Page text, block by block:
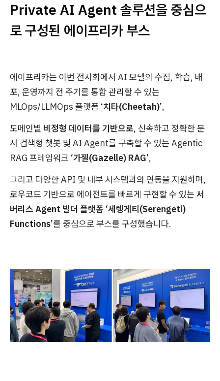
Private AI Agent 솔루션을 중심으
로 구성된 에이프리카 부스
에이프리카는 이번 전시회에서 AI 모델의 수집, 학습, 배
포, 운영까지 전 주기를 통합 관리할 수 있는
MLOps/LLMOps 플랫폼 ‘치타(Cheetah)’,
도메인별 비정형 데이터를 기반으로, 신속하고 정확한 문
서 검색형 챗봇 및 AI Agent를 구축할 수 있는 Agentic
RAG 프레임워크 ‘가젤(Gazelle) RAG’,
그리고 다양한 API 및 내부 시스템과의 연동을 지원하며,
로우코드 기반으로 에이전트를 빠르게 구현할 수 있는 서
버리스 Agent 빌더 플랫폼 ‘세렝게티(Serengeti)
Functions’를 중심으로 부스를 구성했습니다.